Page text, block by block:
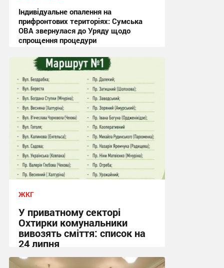
Індивідуальне опалення на
прифронтових територіях: Сумська
ОВА звернулася до Уряду щодо
спрощення процедури
09:03, 4.08.2026
ЖКГ
У приватному секторі
Охтирки комунальники
вивозять сміття: список на
24 липня